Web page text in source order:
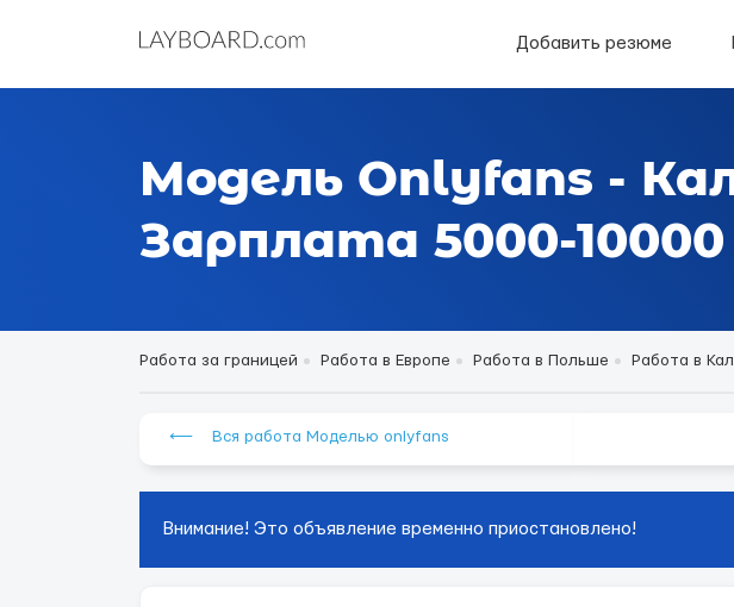
Добавить резюме
Модель Onlyfans -
Зарплата 5000-
Работа за границей Работа в Европе Работа в Польше Работа в
⟵ Вся работа Моделью onlyfans
Внимание! Это объявление временно приостановлено!